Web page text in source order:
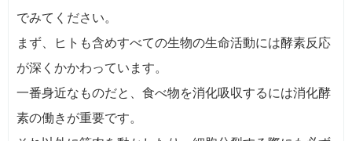
でみてください。
まず、ヒトも含めすべての生物の生命活動には酵素反応
が深くかかわっています。
一番身近なものだと、食べ物を消化吸収するには消化酵
素の働きが重要です。